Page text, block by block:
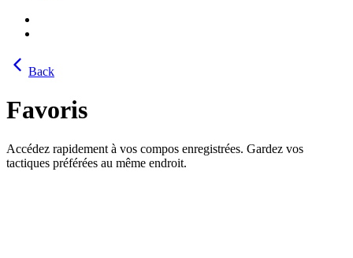
Back
Favoris
Accédez rapidement à vos compos enregistrées. Gardez vos
tactiques préférées au même endroit.